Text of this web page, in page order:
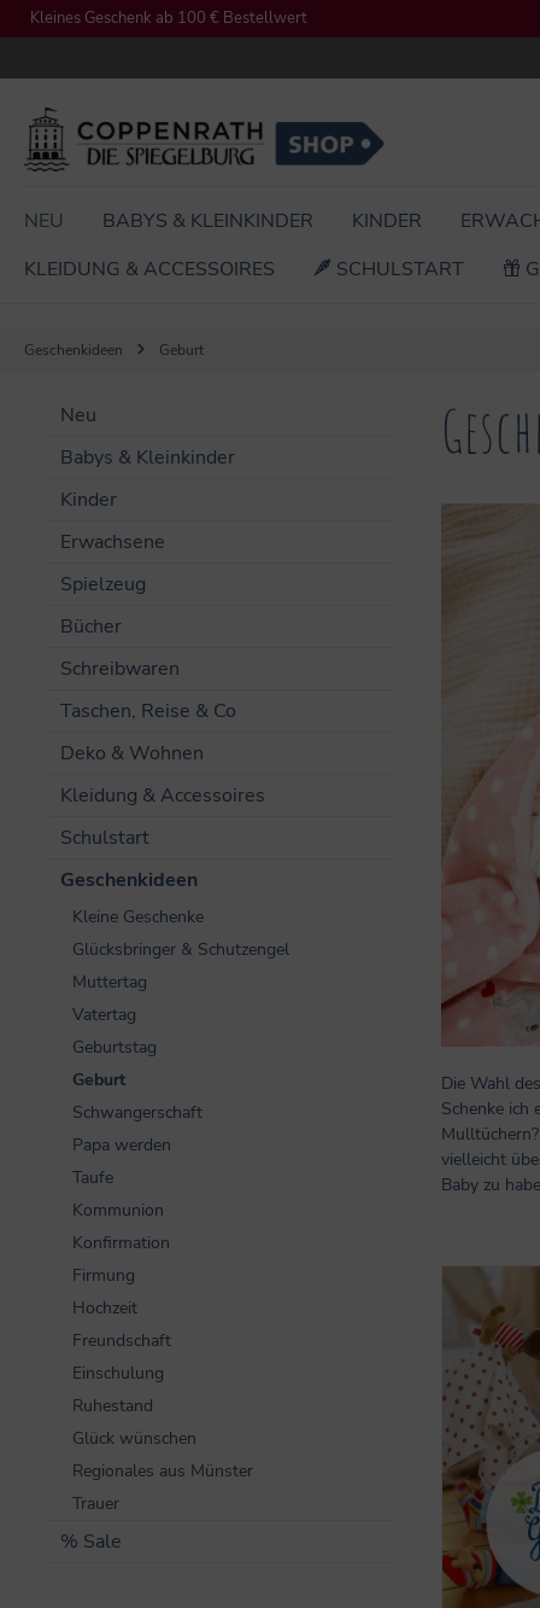
Zur Hauptnavigation springen
Kleines Geschenk ab 100 € Bestellwert
NEU BABYS & KLEINKINDER KINDER
KLEIDUNG & ACCESSOIRES
SCHULSTART
Geschenkideen Geburt
Neu
Babys & Kleinkinder
Kinder
Erwachsene
Spielzeug
Bücher
Schreibwaren
Taschen, Reise & Co
Deko & Wohnen
Kleidung & Accessoires
Schulstart
Geschenkideen
Kleine Geschenke
Glücksbringer & Schutzengel
Muttertag
Vatertag
Geburtstag
Geburt
Schwangerschaft
Papa werden
Taufe
Kommunion
Konfirmation
Firmung
Hochzeit
Freundschaft
Einschulung
Ruhestand
Glück wünschen
Regionales aus Münster
Trauer
% Sale
Die Wahl
Schenke ich
vielleicht
Baby zu